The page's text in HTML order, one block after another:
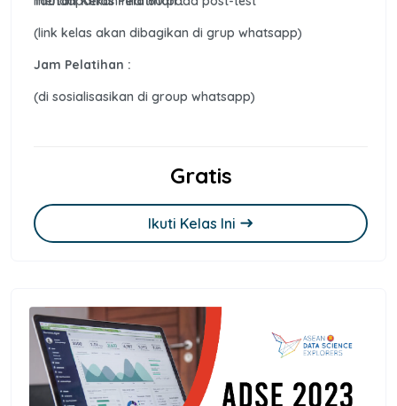
(link kelas akan dibagikan di grup whatsapp)
Jam Pelatihan :
(di sosialisasikan di group whatsapp)
Gratis
Ikuti Kelas Ini east